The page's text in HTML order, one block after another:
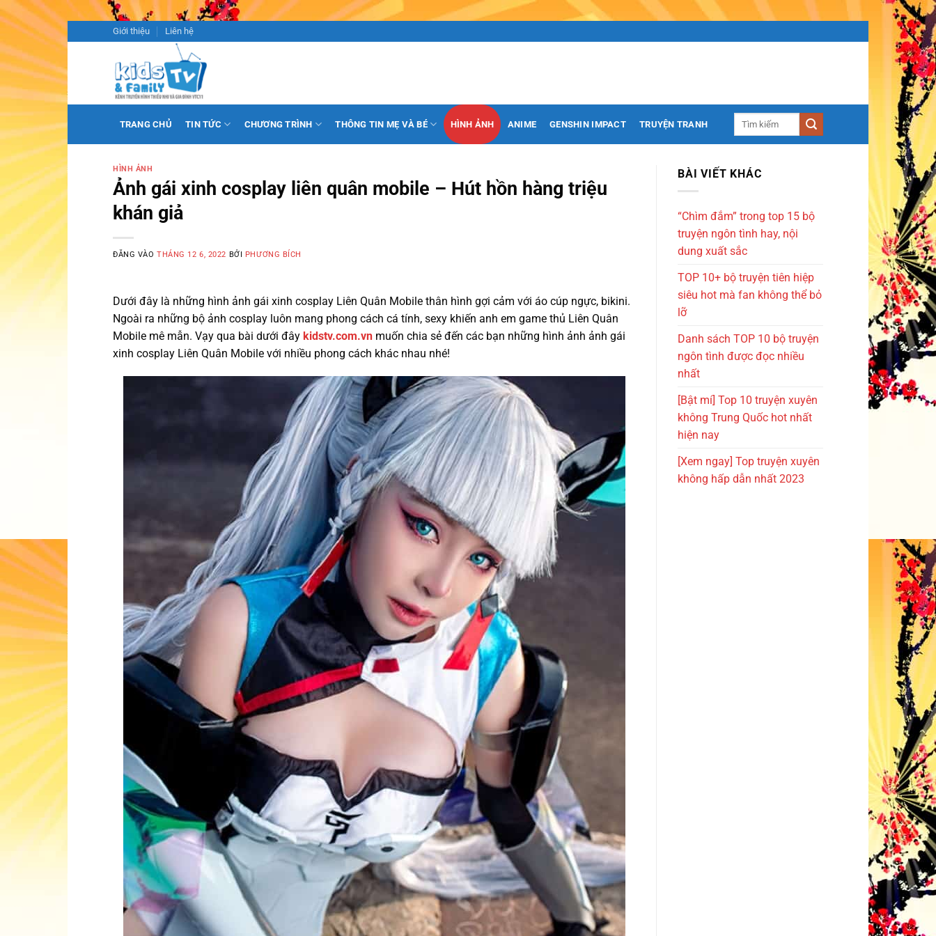
Bỏ
qua
dung
Giới thiệu Liên hệ
TRANG CHỦ TIN TỨC CHƯƠNG TRÌNH THÔNG TIN MẸ VÀ BÉ HÌNH ẢNH ANIME GENSHIN IMPACT TRUYỆN TRANH
HÌNH ẢNH
Ảnh gái xinh cosplay liên quân mobile – Hút hồn hàng triệu
khán giả
ĐĂNG VÀOTHÁNG 12 6, 2022 BỞI PHƯƠNG BÍCH
Dưới đây là những hình ảnh gái xinh cosplay Liên Quân Mobile thân hình gợi cảm với áo cúp ngực, bikini.
Ngoài ra những bộ ảnh cosplay luôn mang phong cách cá tính, sexy khiến anh em game thủ Liên Quân
Mobile mê mẫn. Vạy qua bài dưới đây kidstv.com.vn muốn chia sẻ đến các bạn những hình ảnh ảnh gái
xinh cosplay Liên Quân Mobile với nhiều phong cách khác nhau nhé!
BÀI VIẾT KHÁC
“Chìm đắm” trong top 15 bộ
truyện ngôn tình hay, nội
dung xuất sắc
TOP 10+ bộ truyện tiên hiệp
siêu hot mà fan không thể bỏ
lỡ
Danh sách TOP 10 bộ truyện
ngôn tình được đọc nhiều
nhất
[Bật mí] Top 10 truyện xuyên
không Trung Quốc hot nhất
hiện nay
[Xem ngay] Top truyện xuyên
không hấp dẫn nhất 2023